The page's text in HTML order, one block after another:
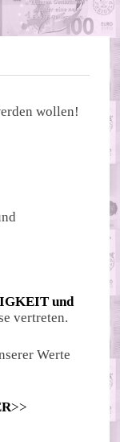
wollen!
und
vertreten.
Werte
>>